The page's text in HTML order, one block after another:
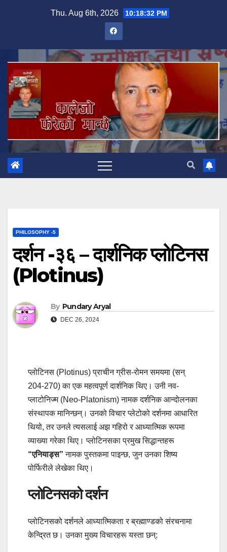
Thu. Aug 6th, 2026 10:18:33 PM
PHILOSOPHY -5
दर्शन -३६ – दार्शनिक प्लोटिनस
(Plotinus)
By Pundary Aryal
DEC 26, 2024
प्लोटिनस (Plotinus) प्राचीन ग्रीस-रोमन समयमा (सन्
204-270) का एक महत्वपूर्ण दार्शनिक थिए। उनी नव-
प्लाटोनिज्म (Neo-Platonism) नामक दर्शनिक आन्दोलनका
संस्थापक मानिन्छन्। उनको विचार प्लेटोको दर्शनमा आधारित
थियो, तर उनले त्यसलाई अझ गहिरो र आध्यात्मिक रूपमा
व्याख्या गरेका थिए। प्लोटिनसका प्रमुख सिद्धान्तहरू
“एनियाड्स” नामक पुस्तकमा पाइन्छ, जुन उनका शिष्य
पोर्फिरीले लेखेका थिए।
प्लोटिनसको दर्शन
प्लोटिनसको दर्शनले आध्यात्मिकता र ब्रह्माण्डको संरचनामा
केन्द्रित छ। उनका मुख्य विचारहरू यस्ता छन्: